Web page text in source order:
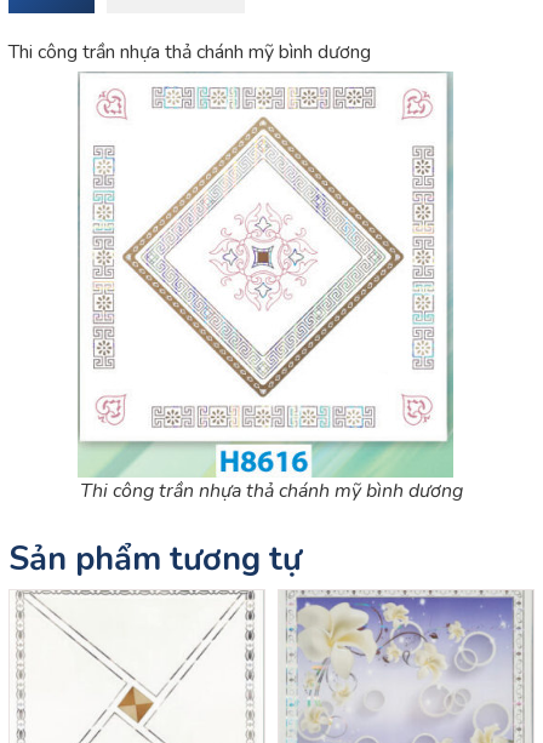
Thi công trần nhựa thả chánh mỹ bình dương
Thi công trần nhựa thả chánh mỹ bình dương
Sản phẩm tương tự